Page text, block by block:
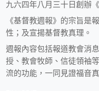
九六四年八月三十日創辦
《基督教週報》的宗旨是
性；及宣揚基督教真理。
週報內容包括報道教會消
授、教會牧師、信徒領袖
流的功能，一同見證福音